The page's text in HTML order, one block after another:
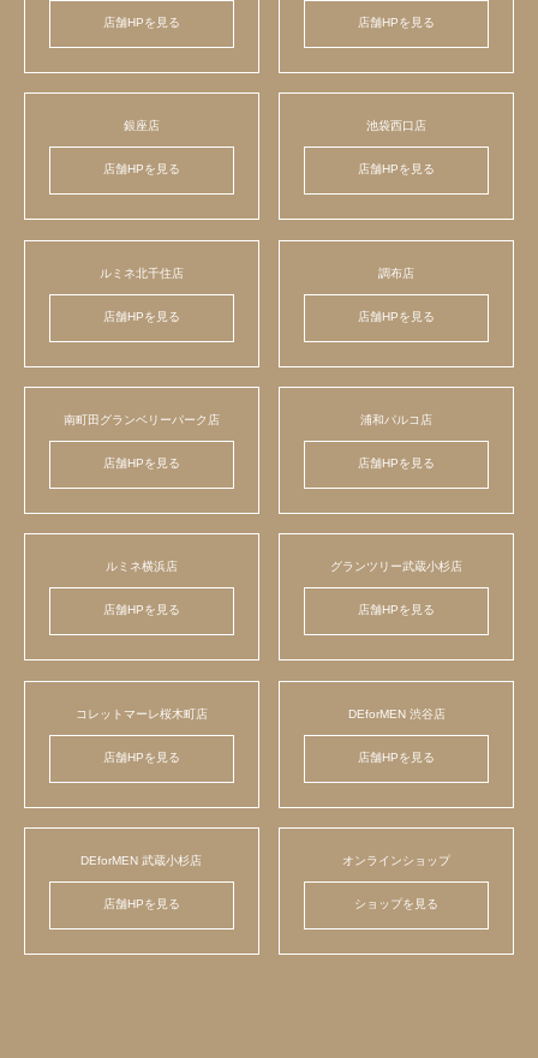
店舗HPを見る 店舗HPを見る
銀座店
店舗HPを見る
池袋西口店
店舗HPを見る
ルミネ北千住店
店舗HPを見る
調布店
店舗HPを見る
南町田グランベリーパーク店
店舗HPを見る
浦和パルコ店
店舗HPを見る
ルミネ横浜店
店舗HPを見る
グランツリー武蔵小杉店
店舗HPを見る
コレットマーレ桜木町店
店舗HPを見る
DEforMEN 渋谷店
店舗HPを見る
DEforMEN 武蔵小杉店
店舗HPを見る
オンラインショップ
ショップを見る